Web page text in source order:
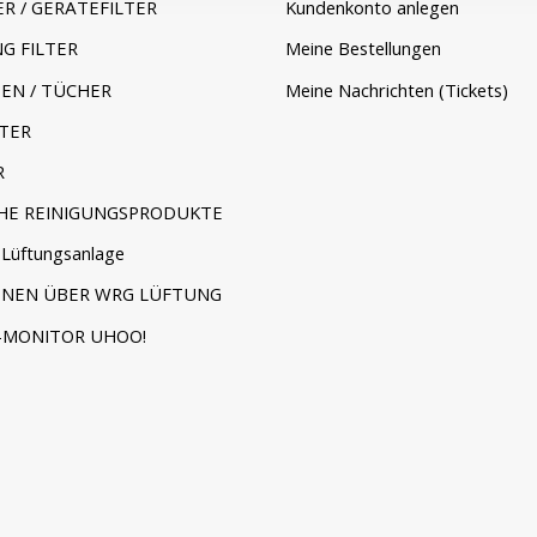
/ GERÄTEFILTER
FILTER
/ TÜCHER
REINIGUNGSPRODUKTE
ÜBER WRG LÜFTUNG
UHOO!
Kundenkonto anlegen
Meine Bestellungen
Meine Nachrichten (Tickets)